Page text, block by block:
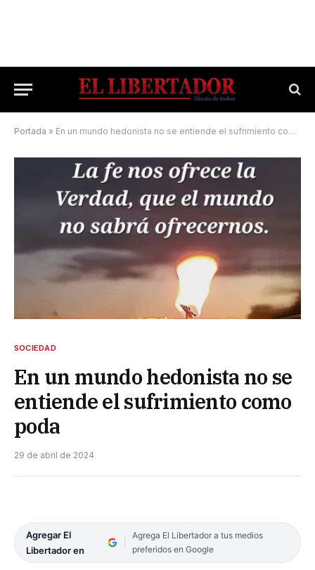
Portada » En un mundo hedonista no se entiende el sufrimiento como poda
SOCIEDAD
En un mundo hedonista no se
entiende el sufrimiento como
poda
29 de abril de 2024
Agregar El
Libertador en
Agrega El Libertador a tus medios
preferidos en Google